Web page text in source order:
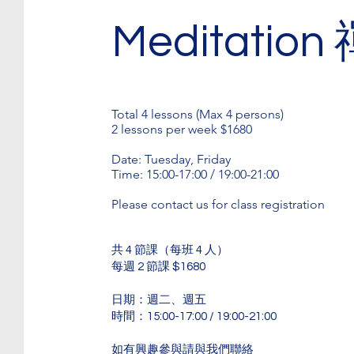
Meditation
Total 4 lessons (Max 4 persons)
2 lessons per week $1680
Date: Tuesday, Friday
Time: 15:00-17:00 / 19:00-21:00
Please contact us for class registration
共 4 節課（每班 4 人）
每週 2 節課 $1680
日期：週二、週五
時間：15:00-17:00 / 19:00-21:00
如有興趣參與請與我們聯絡